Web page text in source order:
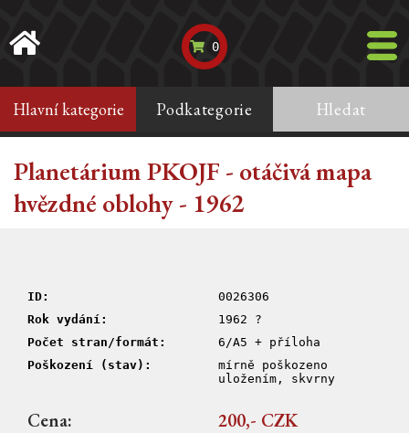
0
Hlavní kategorie Podkategorie Hledat
Planetárium PKOJF - otáčivá mapa
hvězdné oblohy - 1962
ID:
0026306
Rok vydání:
1962 ?
Počet stran/formát:
6/A5 + příloha
Poškození (stav):
mírně poškozeno
uložením, skvrny
Cena: 200,- CZK